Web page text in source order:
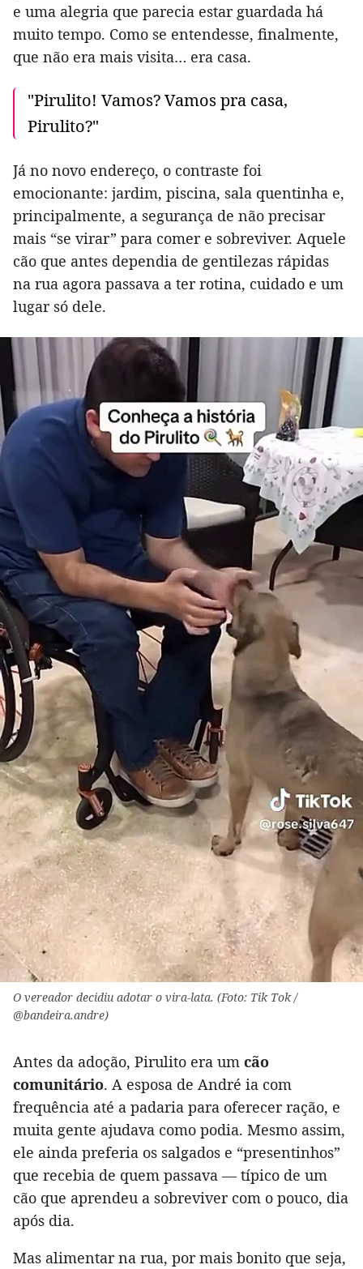
e uma alegria que parecia estar guardada há
muito tempo. Como se entendesse, finalmente,
que não era mais visita… era casa.
"Pirulito! Vamos? Vamos pra casa,
Pirulito?"
Já no novo endereço, o contraste foi
emocionante: jardim, piscina, sala quentinha e,
principalmente, a segurança de não precisar
mais “se virar” para comer e sobreviver. Aquele
cão que antes dependia de gentilezas rápidas
na rua agora passava a ter rotina, cuidado e um
lugar só dele.
O vereador decidiu adotar o vira-lata. (Foto: Tik Tok /
@bandeira.andre)
Antes da adoção, Pirulito era um cão
comunitário. A esposa de André ia com
frequência até a padaria para oferecer ração, e
muita gente ajudava como podia. Mesmo assim,
ele ainda preferia os salgados e “presentinhos”
que recebia de quem passava — típico de um
cão que aprendeu a sobreviver com o pouco, dia
após dia.
Mas alimentar na rua, por mais bonito que seja,